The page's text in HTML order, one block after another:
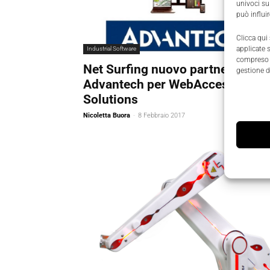
univoci
può
Clicca qui
applicate
gestione
Industrial Software
Net Surfing nuovo partner di
Advantech per WebAccess +IoT
Solutions
Nicoletta Buora - 8 Febbraio 2017